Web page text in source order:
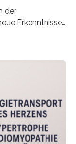
der
Erkenntnisse
Studie,
Mini-Tumore
–
können, um
am besten
das künftig
Therapie
zu den